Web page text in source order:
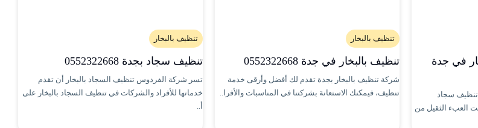
في جدة
سجاد
العبء الثقيل من
تنظيف بالبخار
تنظيف بالبخار في جدة 0552322668
شركة تنظيف بالبخار بجدة تقدم لك أفضل وأرقى خدمة
تنظيف، فيمكنك الاستعانة بشركتنا في المناسبات والأفرا..
تنظيف بالبخار
تنظيف سجاد بجدة 0552322668
تسر شركة الفردوس تنظيف السجاد بالبخار أن تقدم
خدماتها للأفراد والشركات في تنظيف السجاد بالبخار على
أ..